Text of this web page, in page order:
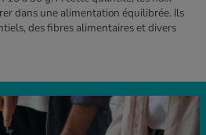
dans une alimentation équilibrée. Ils
des fibres alimentaires et divers